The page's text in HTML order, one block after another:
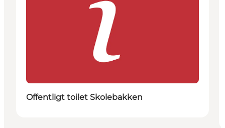
Offentligt toilet Skolebakken